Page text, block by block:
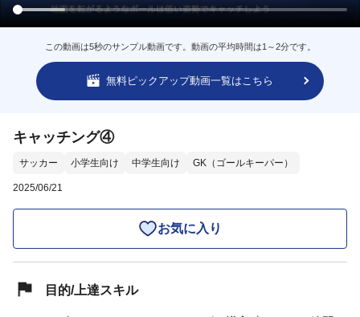
この動画は5秒のサンプル動画です。動画の平均時間は1～2分です。
無料ピックアップ動画一覧はこちら
キャッチング④
サッカー 小学生向け 中学生向け GK（ゴールキーパー）
2025/06/21
お気に入り
目的/上達スキル